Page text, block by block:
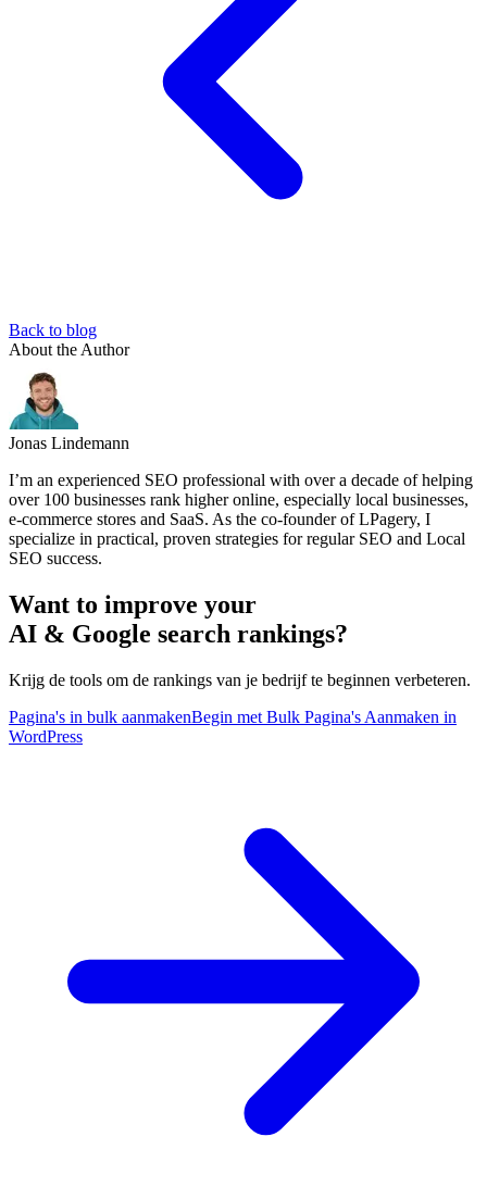
Back to blog
About the Author
Jonas Lindemann
I’m an experienced SEO professional with over a decade of helping
over 100 businesses rank higher online, especially local businesses,
e-commerce stores and SaaS. As the co-founder of LPagery, I
specialize in practical, proven strategies for regular SEO and Local
SEO success.
Want to improve your
AI & Google search rankings?
Krijg de tools om de rankings van je bedrijf te beginnen verbeteren.
Pagina's in bulk aanmakenBegin met Bulk Pagina's Aanmaken in
WordPress